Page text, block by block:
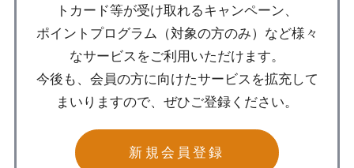
トカード等が受け取れるキャンペーン、
ポイントプログラム（対象の方のみ）など様々
なサービスをご利用いただけます。
今後も、会員の方に向けたサービスを拡充して
まいりますので、ぜひご登録ください。
新規会員登録